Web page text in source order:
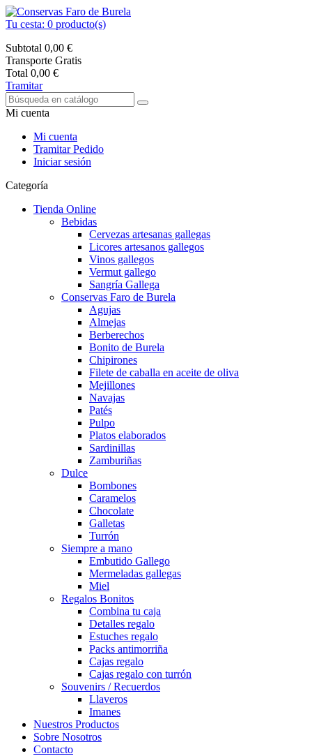
Tu cesta: 0 producto(s)
Subtotal 0,00 €
Transporte Gratis
Total 0,00 €
Tramitar
Mi cuenta
Mi cuenta
Tramitar Pedido
Iniciar sesión
Categoría
Tienda Online
Bebidas
Cervezas artesanas gallegas
Licores artesanos gallegos
Vinos gallegos
Vermut gallego
Sangría Gallega
Conservas Faro de Burela
Agujas
Almejas
Berberechos
Bonito de Burela
Chipirones
Filete de caballa en aceite de oliva
Mejillones
Navajas
Patés
Pulpo
Platos elaborados
Sardinillas
Zamburiñas
Dulce
Bombones
Caramelos
Chocolate
Galletas
Turrón
Siempre a mano
Embutido Gallego
Mermeladas gallegas
Miel
Regalos Bonitos
Combina tu caja
Detalles regalo
Estuches regalo
Packs antimorriña
Cajas regalo
Cajas regalo con turrón
Souvenirs / Recuerdos
Llaveros
Imanes
Nuestros Productos
Sobre Nosotros
Contacto